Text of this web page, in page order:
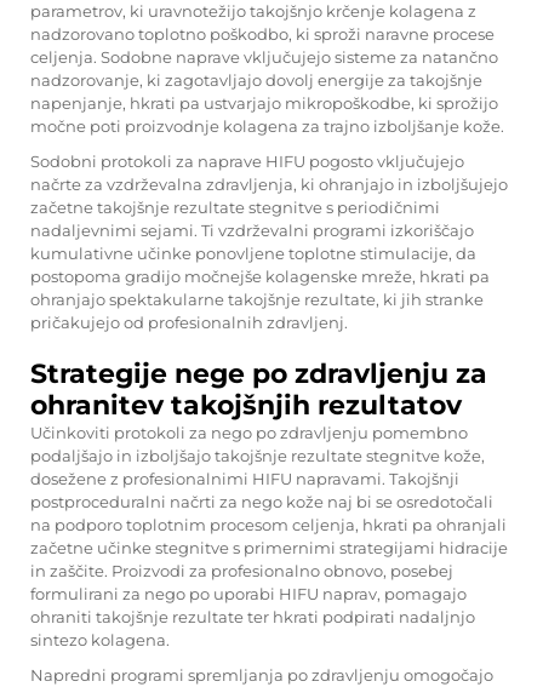
parametrov, ki uravnotežijo takojšnjo krčenje kolagena z
nadzorovano toplotno poškodbo, ki sproži naravne procese
celjenja. Sodobne naprave vključujejo sisteme za natančno
nadzorovanje, ki zagotavljajo dovolj energije za takojšnje
napenjanje, hkrati pa ustvarjajo mikropoškodbe, ki sprožijo
močne poti proizvodnje kolagena za trajno izboljšanje kože.
Sodobni protokoli za naprave HIFU pogosto vključujejo
načrte za vzdrževalna zdravljenja, ki ohranjajo in izboljšujejo
začetne takojšnje rezultate stegnitve s periodičnimi
nadaljevnimi sejami. Ti vzdrževalni programi izkoriščajo
kumulativne učinke ponovljene toplotne stimulacije, da
postopoma gradijo močnejše kolagenske mreže, hkrati pa
ohranjajo spektakularne takojšnje rezultate, ki jih stranke
pričakujejo od profesionalnih zdravljenj.
Strategije nege po zdravljenju za
ohranitev takojšnjih rezultatov
Učinkoviti protokoli za nego po zdravljenju pomembno
podaljšajo in izboljšajo takojšnje rezultate stegnitve kože,
dosežene z profesionalnimi HIFU napravami. Takojšnji
postproceduralni načrti za nego kože naj bi se osredotočali
na podporo toplotnim procesom celjenja, hkrati pa ohranjali
začetne učinke stegnitve s primernimi strategijami hidracije
in zaščite. Proizvodi za profesionalno obnovo, posebej
formulirani za nego po uporabi HIFU naprav, pomagajo
ohraniti takojšnje rezultate ter hkrati podpirati nadaljnjo
sintezo kolagena.
Napredni programi spremljanja po zdravljenju omogočajo